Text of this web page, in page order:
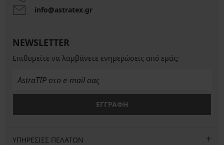
info@astratex.gr
NEWSLETTER
Επιθυμείτε να λαμβάνετε ενημερώσεις από εμάς;
ΕΓΓΡΑΦΗ
ΥΠΗΡΕΣΙΕΣ ΠΕΛΑΤΩΝ